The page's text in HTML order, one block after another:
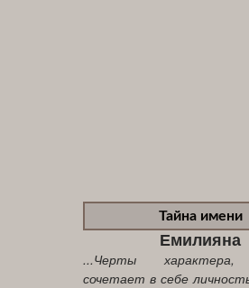
Тайна имени
Емилияна
...Черты
сочетает в себе